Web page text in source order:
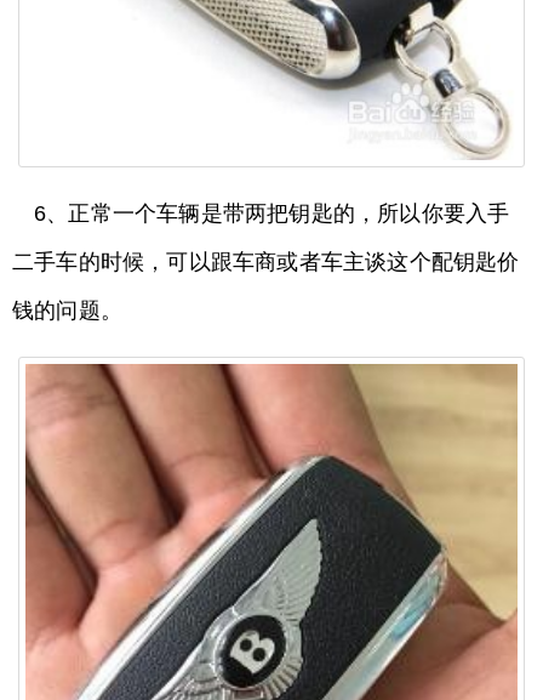
6、正常一个车辆是带两把钥匙的，所以你要入手
二手车的时候，可以跟车商或者车主谈这个配钥匙价
钱的问题。